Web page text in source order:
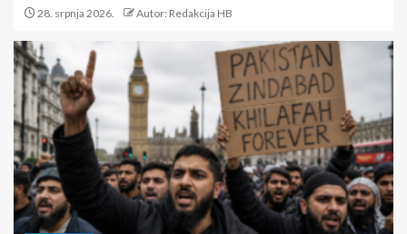
28. srpnja 2026. Autor: Redakcija HB